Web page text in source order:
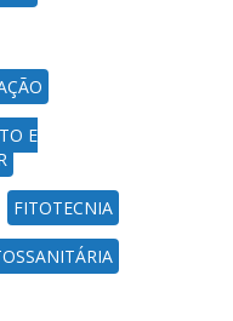
E
FITOTECNIA